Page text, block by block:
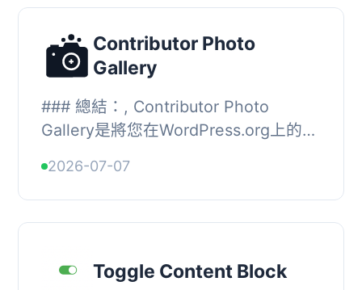
Contributor Photo
Gallery
### 總結：, Contributor Photo
Gallery是將您在WordPress.org上的照
最簡單方式。這個外掛適合攝影師、機
構、以及WordPre...
2026-07-07
Toggle Content Block